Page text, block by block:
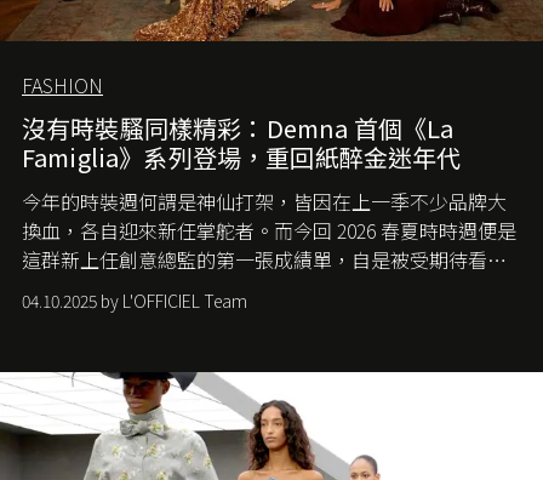
FASHION
沒有時裝騷同樣精彩：Demna 首個《La
Famiglia》系列登場，重回紙醉金迷年代
今年的時裝週何謂是神仙打架，皆因在上一季不少品牌大
換血，各自迎來新任掌舵者。而今回 2026 春夏時時週便是
這群新上任創意總監的第一張成績單，自是被受期待看他
們如何各顯神通。意大利老牌 Gucci 在過去幾個季度業績
難已救回，開雲集團任命成功曾翻轉 Balenciaga 的愛將
團市值一日蒸發 30 億美元，大眾擔心走得太前的 Demna
會忽略品牌的美學基礎，最後變成三不像。而從剛剛推出
的首作所造成的話題及關注度，我們便知道 Demna 沒這麼
簡單，一個嶄新的 Gucci 時代已經展開！
04.10.2025 by L'OFFICIEL Team